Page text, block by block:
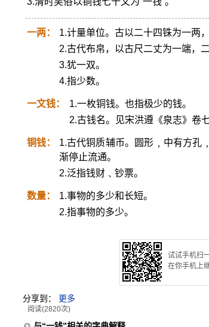
一两：
1.计量单位。古以二十四铢为一两
2.古代布帛，以古尺二丈为一端，二
3.犹一双。
4.指少数。
一文钱：
1.一枚铜钱。也指极少的钱。
2.古钱名。见宋洪遵《泉志》卷七
铜钱：
1.古代铜质辅币。圆形﹐中有方孔
渐停止流通。
2.泛指钱财﹑钞票。
数量：
1.事物的多少和长短。
2.指事物的多少。
试试手机扫
在你手机上
分享到： 更多
阅读(2820次)